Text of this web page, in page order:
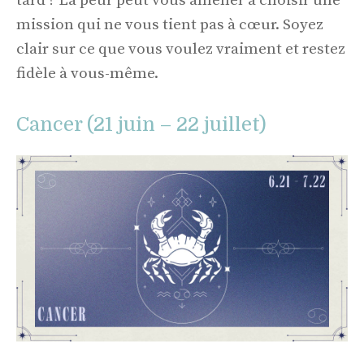
mission qui ne vous tient pas à cœur. Soyez
clair sur ce que vous voulez vraiment et restez
fidèle à vous-même.
Cancer (21 juin – 22 juillet)